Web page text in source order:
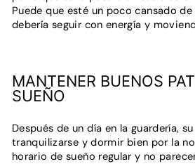
Puede que esté un poco cansado
debería seguir con energía y
MANTENER BUENOS
SUEÑO
Después de un día en la guardería,
tranquilizarse y dormir bien por la
horario de sueño regular y no